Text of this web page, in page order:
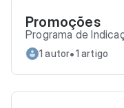
Promoções
Programa de
1 autor•1 artigo